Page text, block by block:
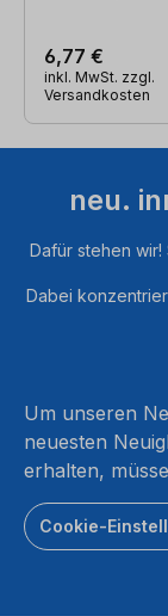
6,77 €
inkl. MwSt. zzgl.
Versandkosten
neu.
Dafür stehen
Dabei
Um unseren
neuesten
erhalten,
Cookie-